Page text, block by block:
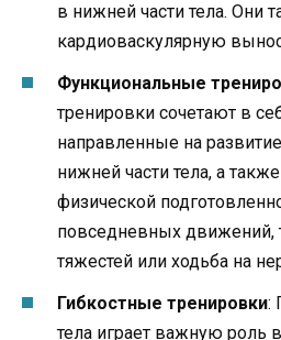
в нижней части тела. Они
кардиоваскулярную
Функциональные
тренировки сочетают в
направленные на
нижней части тела, а
физической
повседневных движений,
тяжестей или ходьба на
Гибкостные тренировки:
тела играет важную роль